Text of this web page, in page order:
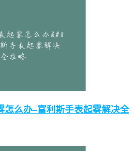
怎么办–富利斯手表起雾解决全